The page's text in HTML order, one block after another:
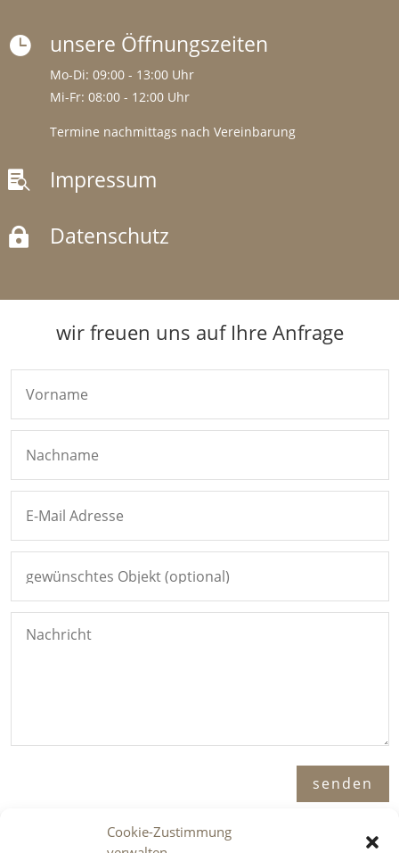
Cookie-Zustimmung
 unsere Öffnungszeiten
Mo-Di: 09:00 - 13:00 Uhr
Mi-Fr: 08:00 - 12:00 Uhr
Termine nachmittags nach Vereinbarung
 Impressum
 Datenschutz
wir freuen uns auf Ihre Anfrage
senden